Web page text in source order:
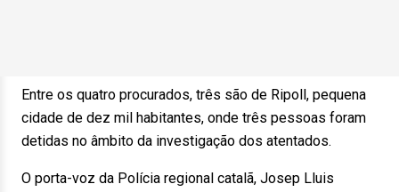
Entre os quatro procurados, três são de Ripoll, pequena
cidade de dez mil habitantes, onde três pessoas foram
detidas no âmbito da investigação dos atentados.
O porta-voz da Polícia regional catalã, Josep Lluis